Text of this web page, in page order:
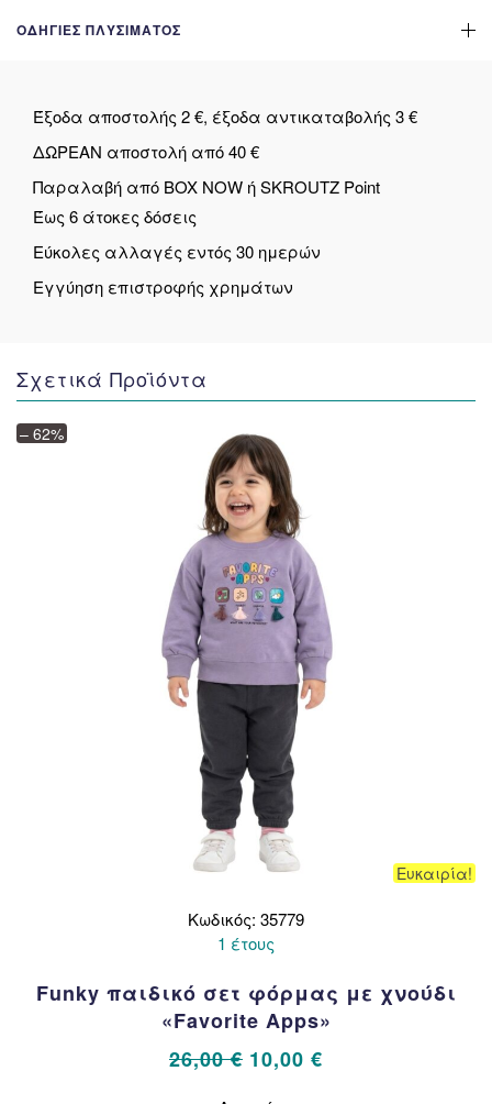
ΟΔΗΓΊΕΣ ΠΛΥΣΊΜΑΤΟΣ
Έξοδα αποστολής 2 €, έξοδα αντικαταβολής 3 €
ΔΩΡΕΑΝ αποστολή από 40 €
Παραλαβή από BOX NOW ή SKROUTZ Point
Έως 6 άτοκες δόσεις
Εύκολες αλλαγές εντός 30 ημερών
Εγγύηση επιστροφής χρημάτων
Σχετικά Προϊόντα
– 62%
Ευκαιρία!
Κωδικός: 35779
1 έτους
Funky παιδικό σετ φόρμας με χνούδι
«Favorite Apps»
26,00€ Original
10,00 €